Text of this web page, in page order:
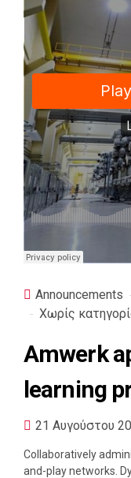
Announcements
Χωρίς
Amwerk
learning
21 Αυγούστου
Collaboratively
and-play networks.